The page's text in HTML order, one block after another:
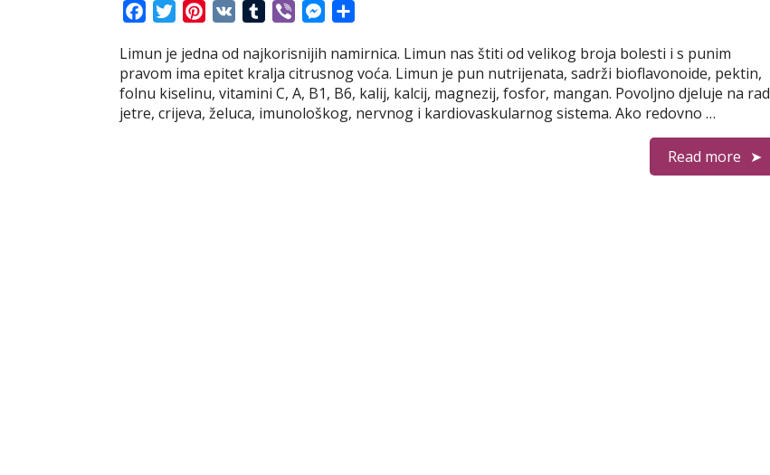
c
e
b
o
i
t
t
e
n
t
e
r
m
b
l
r
b
e
r
M
s
s
e
n
a
r
e
Limun je jedna od najkorisnijih namirnica. Limun nas štiti od velikog broja bolesti i s punim
pravom ima epitet kralja citrusnog voća. Limun je pun nutrijenata, sadrži bioflavonoide, pektin,
folnu kiselinu, vitamini C, A, B1, B6, kalij, kalcij, magnezij, fosfor, mangan. Povoljno djeluje na rad
jetre, crijeva, želuca, imunološkog, nervnog i kardiovaskularnog sistema. Ako redovno …
Read more